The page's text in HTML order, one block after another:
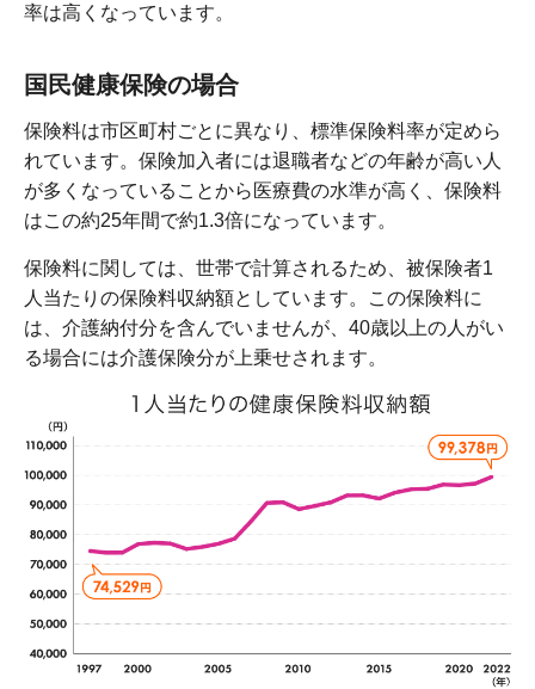
率は高くなっています。
国民健康保険の場合
保険料は市区町村ごとに異なり、標準保険料率が定めら
れています。保険加入者には退職者などの年齢が高い人
が多くなっていることから医療費の水準が高く、保険料
はこの約25年間で約1.3倍になっています。
保険料に関しては、世帯で計算されるため、被保険者1
人当たりの保険料収納額としています。この保険料に
は、介護納付分を含んでいませんが、40歳以上の人がい
る場合には介護保険分が上乗せされます。